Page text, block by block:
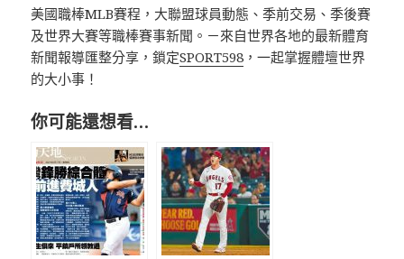
美國職棒MLB賽程，大聯盟球員動態、季前交易、季後賽
及世界大賽等職棒賽事新聞。－來自世界各地的最新體育
新聞報導匯整分享，鎖定SPORT598 ，一起掌握體壇世界
的大小事！
你可能還想看…